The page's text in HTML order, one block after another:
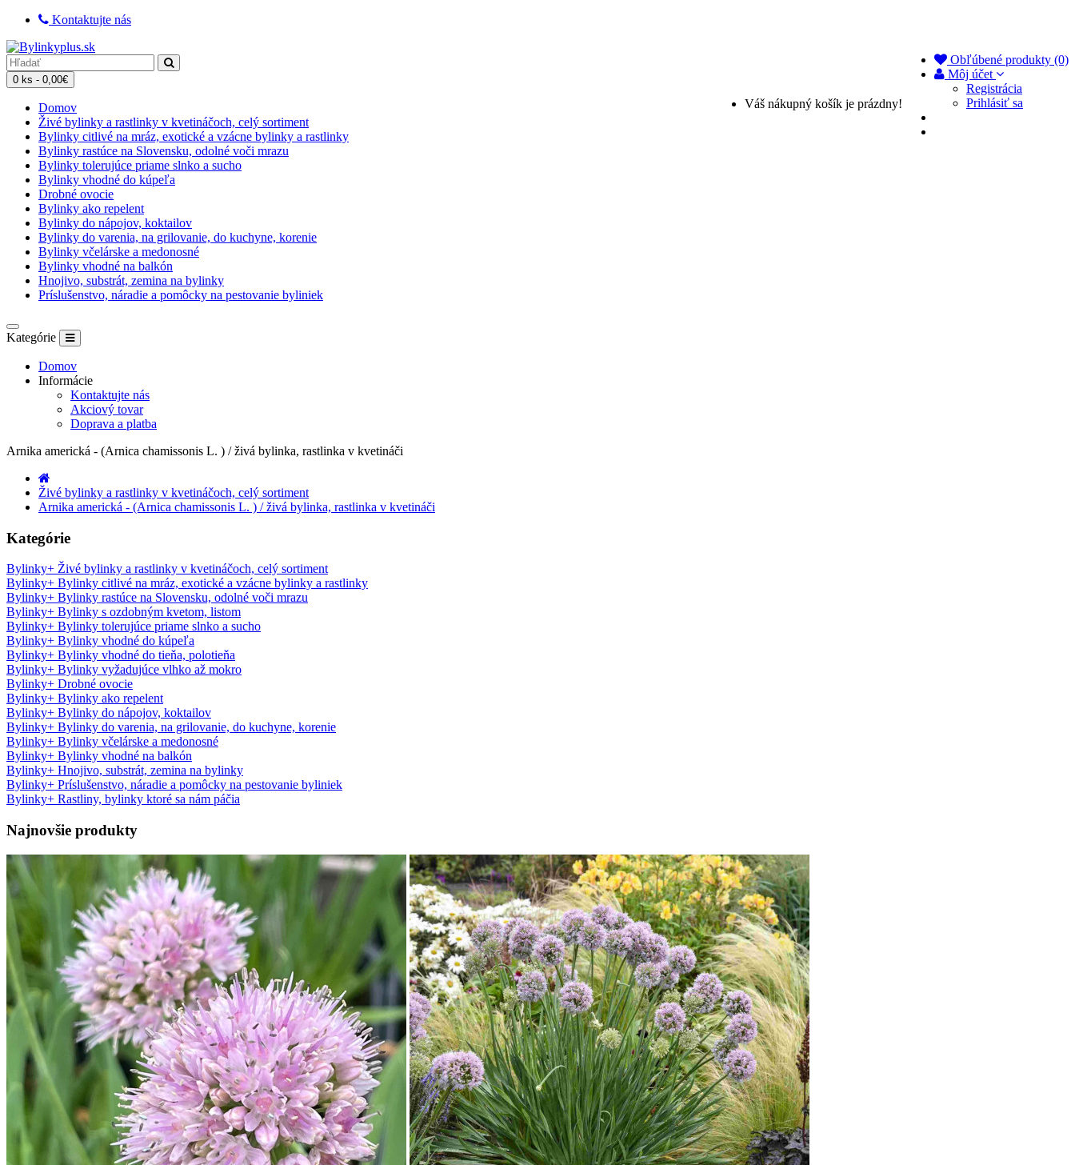
Kontaktujte nás
Obľúbené produkty (0)
Môj účet
Registrácia
Prihlásiť sa
0 ks - 0,00€
Váš nákupný košík je prázdny!
Domov
Živé bylinky a rastlinky v kvetináčoch, celý sortiment
Bylinky citlivé na mráz, exotické a vzácne bylinky a rastlinky
Bylinky rastúce na Slovensku, odolné voči mrazu
Bylinky tolerujúce priame slnko a sucho
Bylinky vhodné do kúpeľa
Drobné ovocie
Bylinky ako repelent
Bylinky do nápojov, koktailov
Bylinky do varenia, na grilovanie, do kuchyne, korenie
Bylinky včelárske a medonosné
Bylinky vhodné na balkón
Hnojivo, substrát, zemina na bylinky
Príslušenstvo, náradie a pomôcky na pestovanie byliniek
Kategórie
Domov
Informácie
Kontaktujte nás
Akciový tovar
Doprava a platba
Arnika americká - (Arnica chamissonis L. ) / živá bylinka, rastlinka v kvetináči
Živé bylinky a rastlinky v kvetináčoch, celý sortiment
Arnika americká - (Arnica chamissonis L. ) / živá bylinka, rastlinka v kvetináči
Kategórie
Bylinky+ Živé bylinky a rastlinky v kvetináčoch, celý sortiment
Bylinky+ Bylinky citlivé na mráz, exotické a vzácne bylinky a rastlinky
Bylinky+ Bylinky rastúce na Slovensku, odolné voči mrazu
Bylinky+ Bylinky s ozdobným kvetom, listom
Bylinky+ Bylinky tolerujúce priame slnko a sucho
Bylinky+ Bylinky vhodné do kúpeľa
Bylinky+ Bylinky vhodné do tieňa, polotieňa
Bylinky+ Bylinky vyžadujúce vlhko až mokro
Bylinky+ Drobné ovocie
Bylinky+ Bylinky ako repelent
Bylinky+ Bylinky do nápojov, koktailov
Bylinky+ Bylinky do varenia, na grilovanie, do kuchyne, korenie
Bylinky+ Bylinky včelárske a medonosné
Bylinky+ Bylinky vhodné na balkón
Bylinky+ Hnojivo, substrát, zemina na bylinky
Bylinky+ Príslušenstvo, náradie a pomôcky na pestovanie byliniek
Bylinky+ Rastliny, bylinky ktoré sa nám páčia
Najnovšie produkty